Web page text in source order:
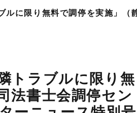
ルに限り無料で調停を実施」
トラブルに限り無
法書士会調停セン